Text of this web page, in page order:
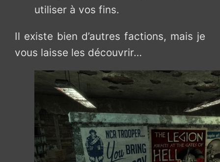
utiliser à vos fins.
Il existe bien d’autres factions, mais je
vous laisse les découvrir…